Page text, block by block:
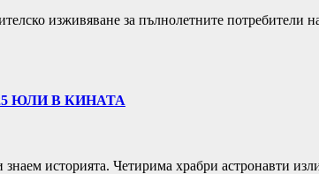
изживяване за пълнолетните
ЮЛИ В КИНАТА
историята. Четирима храбри астронавти